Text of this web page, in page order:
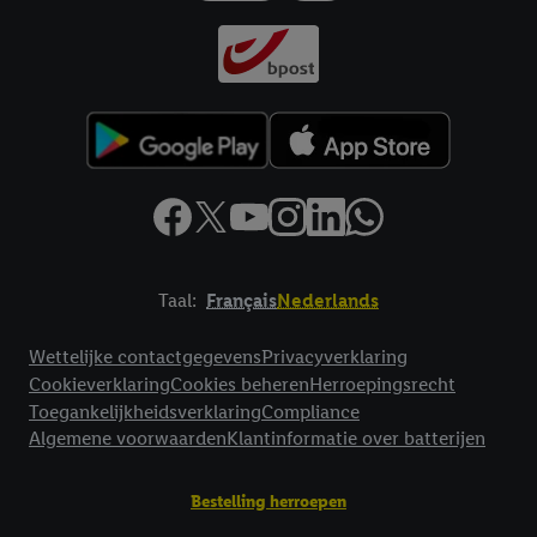
Taal: FrançaisNederlands
Wettelijke contactgegevensPrivacyverklaring
CookieverklaringCookies beherenHerroepingsrecht
ToegankelijkheidsverklaringCompliance
Algemene voorwaardenKlantinformatie over batterijen
Bestelling herroepen